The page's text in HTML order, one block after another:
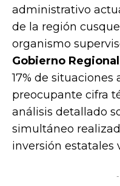
administrativo
de la región
organismo
Gobierno
17% de situaciones
preocupante cifra
análisis detallado
simultáneo
inversión estatales
-